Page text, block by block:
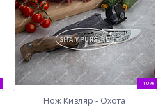
-10%
Нож Кизляр - Охота